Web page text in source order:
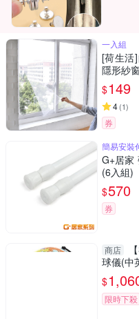
一入組
[荷生活
隱形紗
$149
4(1)
券
簡易安裝
G+居家
(6入組)
$570
券
商店
球儀(中
$
限時下殺